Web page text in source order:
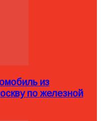
из
по железной